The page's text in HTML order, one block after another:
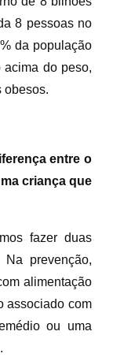
8 pessoas no
da população
acima do peso,
obesos.
entre o
criança que
fazer duas
prevenção,
alimentação
associado com
ou uma